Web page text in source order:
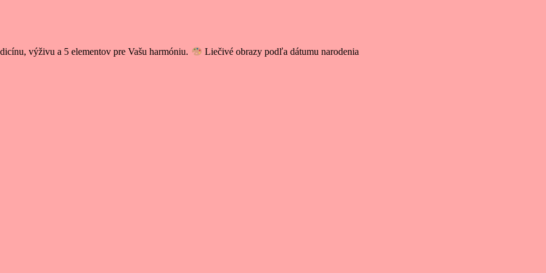
výživu a 5 elementov pre Vašu harmóniu. Liečivé obrazy podľa dátumu narodenia